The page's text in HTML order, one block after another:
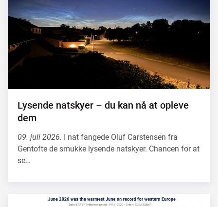
Lysende natskyer – du kan nå at opleve
dem
09. juli 2026. I nat fangede Oluf Carstensen fra
Gentofte de smukke lysende natskyer. Chancen for at
se…